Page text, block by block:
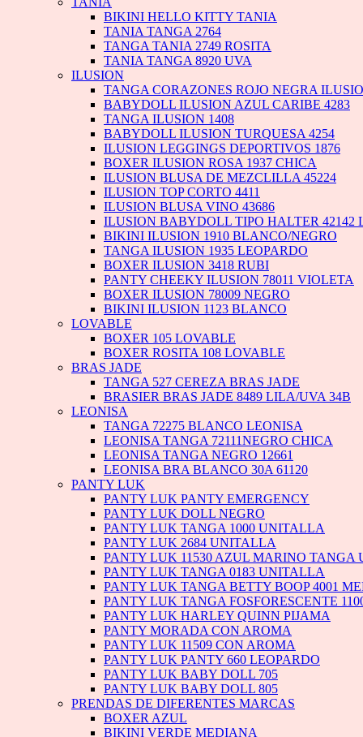
BIKINI HELLO KITTY TANIA
TANIA TANGA 2764
TANGA TANIA 2749 ROSITA
TANIA TANGA 8920 UVA
ILUSION
TANGA CORAZONES ROJO NEGRA
BABYDOLL ILUSION AZUL CARIBE 4283
TANGA ILUSION 1408
BABYDOLL ILUSION TURQUESA 4254
ILUSION LEGGINGS DEPORTIVOS 1876
BOXER ILUSION ROSA 1937 CHICA
ILUSION BLUSA DE MEZCLILLA 45224
ILUSION TOP CORTO 4411
ILUSION BLUSA VINO 43686
ILUSION BABYDOLL TIPO HALTER 42142
BIKINI ILUSION 1910 BLANCO/NEGRO
TANGA ILUSION 1935 LEOPARDO
BOXER ILUSION 3418 RUBI
PANTY CHEEKY ILUSION 78011 VIOLETA
BOXER ILUSION 78009 NEGRO
BIKINI ILUSION 1123 BLANCO
LOVABLE
BOXER 105 LOVABLE
BOXER ROSITA 108 LOVABLE
BRAS JADE
TANGA 527 CEREZA BRAS JADE
BRASIER BRAS JADE 8489 LILA/UVA 34B
LEONISA
TANGA 72275 BLANCO LEONISA
LEONISA TANGA 72111NEGRO CHICA
LEONISA TANGA NEGRO 12661
LEONISA BRA BLANCO 30A 61120
PANTY LUK
PANTY LUK PANTY EMERGENCY
PANTY LUK DOLL NEGRO
PANTY LUK TANGA 1000 UNITALLA
PANTY LUK 2684 UNITALLA
PANTY LUK 11530 AZUL MARINO TANGA
PANTY LUK TANGA 0183 UNITALLA
PANTY LUK TANGA BETTY BOOP 4001
PANTY LUK TANGA FOSFORESCENTE
PANTY LUK HARLEY QUINN PIJAMA
PANTY MORADA CON AROMA
PANTY LUK 11509 CON AROMA
PANTY LUK PANTY 660 LEOPARDO
PANTY LUK BABY DOLL 705
PANTY LUK BABY DOLL 805
PRENDAS DE DIFERENTES MARCAS
BOXER AZUL
BIKINI VERDE MEDIANA